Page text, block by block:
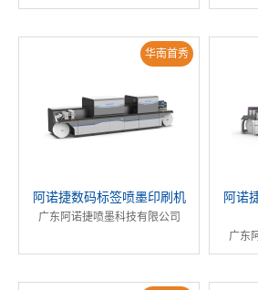
华南首秀
阿诺捷数码标签喷墨印刷机
广东阿诺捷喷墨科技有限公司
阿诺
广东